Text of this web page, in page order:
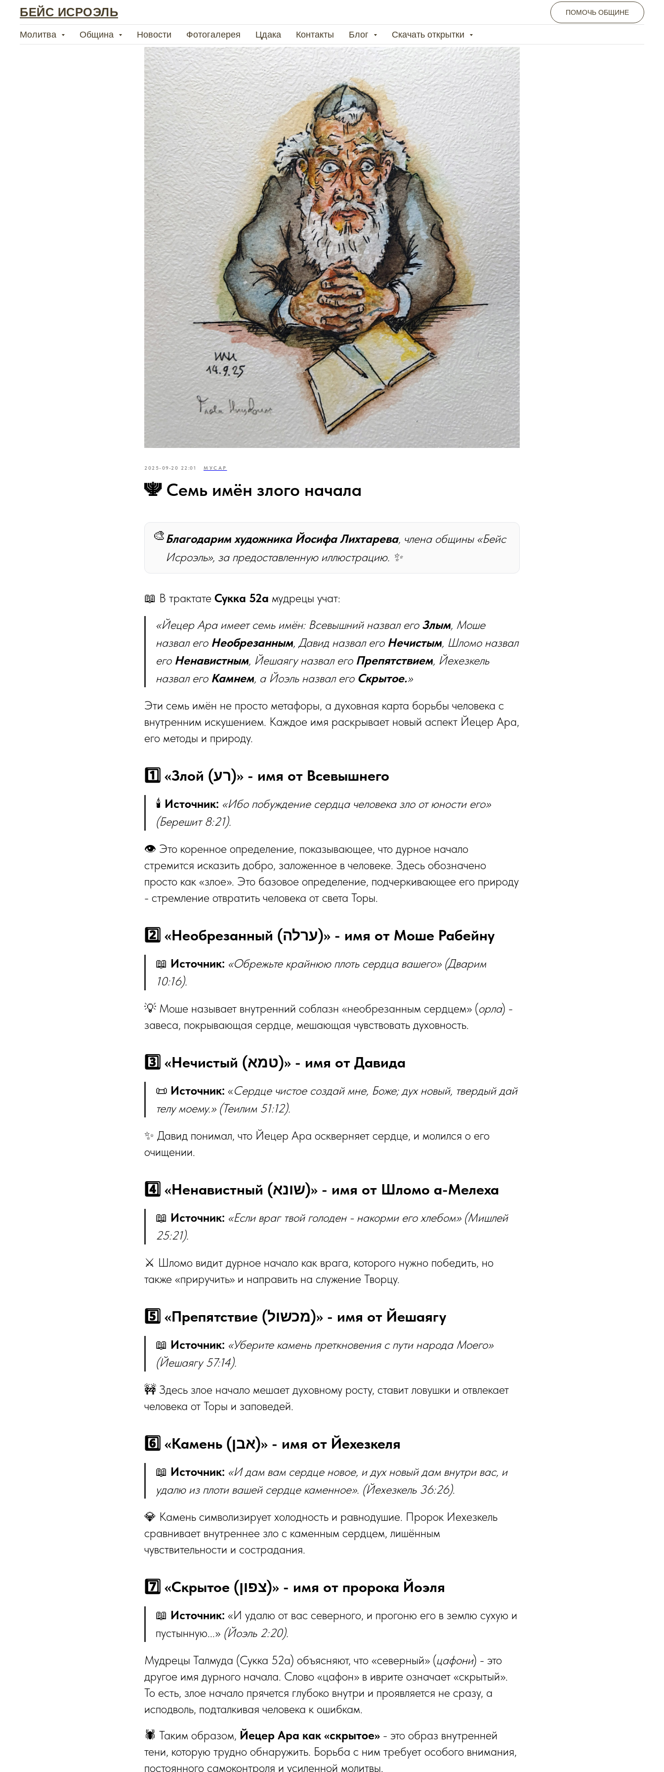
БЕЙС ИСРОЭЛЬ ПОМОЧЬ ОБЩИНЕ
Молитва Община Новости Фотогалерея Цдака Контакты Блог Скачать открытки
2025-09-20 22:01 МУСАР
🕎 Семь имён злого начала
🎨Благодарим художника Йосифа Лихтарева, члена общины «Бейс
Исроэль», за предоставленную иллюстрацию. ✨
📖 В трактате Сукка 52а мудрецы учат:
«Йецер Ара имеет семь имён: Всевышний назвал его Злым, Моше
назвал его Необрезанным, Давид назвал его Нечистым, Шломо назвал
его Ненавистным, Йешаягу назвал его Препятствием, Йехезкель
назвал его Камнем, а Йоэль назвал его Скрытое.»
Эти семь имён не просто метафоры, а духовная карта борьбы человека с
внутренним искушением. Каждое имя раскрывает новый аспект Йецер Ара,
его методы и природу.
1️⃣ «Злой (רע)» - имя от Всевышнего
🕯️ Источник: «Ибо побуждение сердца человека зло от юности его»
(Берешит 8:21).
👁️ Это коренное определение, показывающее, что дурное начало
стремится исказить добро, заложенное в человеке. Здесь обозначено
просто как «злое». Это базовое определение, подчеркивающее его природу
- стремление отвратить человека от света Торы.
2️⃣ «Необрезанный (ערלה)» - имя от Моше Рабейну
📖 Источник: «Обрежьте крайнюю плоть сердца вашего» (Дварим
10:16).
💡 Моше называет внутренний соблазн «необрезанным сердцем» (орла) -
завеса, покрывающая сердце, мешающая чувствовать духовность.
3️⃣ «Нечистый (טמא)» - имя от Давида
📜 Источник: «Сердце чистое создай мне, Боже; дух новый, твердый дай
телу моему.» (Теилим 51:12).
✨ Давид понимал, что Йецер Ара оскверняет сердце, и молился о его
очищении.
4️⃣ «Ненавистный (שונא)» - имя от Шломо а-Мелеха
📖 Источник: «Если враг твой голоден - накорми его хлебом» (Мишлей
25:21).
⚔️ Шломо видит дурное начало как врага, которого нужно победить, но
также «приручить» и направить на служение Творцу.
5️⃣ «Препятствие (מכשול)» - имя от Йешаягу
📖 Источник: «Уберите камень преткновения с пути народа Моего»
(Йешаягу 57:14).
🚧 Здесь злое начало мешает духовному росту, ставит ловушки и отвлекает
человека от Торы и заповедей.
6️⃣ «Камень (אבן)» - имя от Йехезкеля
📖 Источник: «И дам вам сердце новое, и дух новый дам внутри вас, и
удалю из плоти вашей сердце каменное». (Йехезкель 36:26).
💎 Камень символизирует холодность и равнодушие. Пророк Иехезкель
сравнивает внутреннее зло с каменным сердцем, лишённым
чувствительности и сострадания.
7️⃣ «Скрытое (צפון)» - имя от пророка Йоэля
📖 Источник: «И удалю от вас северного, и прогоню его в землю сухую и
пустынную...» (Йоэль 2:20).
Мудрецы Талмуда (Сукка 52а) объясняют, что «северный» (цафони) - это
другое имя дурного начала. Слово «цафон» в иврите означает «скрытый».
То есть, злое начало прячется глубоко внутри и проявляется не сразу, а
исподволь, подталкивая человека к ошибкам.
🕷️ Таким образом, Йецер Ара как «скрытое» - это образ внутренней
тени, которую трудно обнаружить. Борьба с ним требует особого внимания,
постоянного самоконтроля и усиленной молитвы.